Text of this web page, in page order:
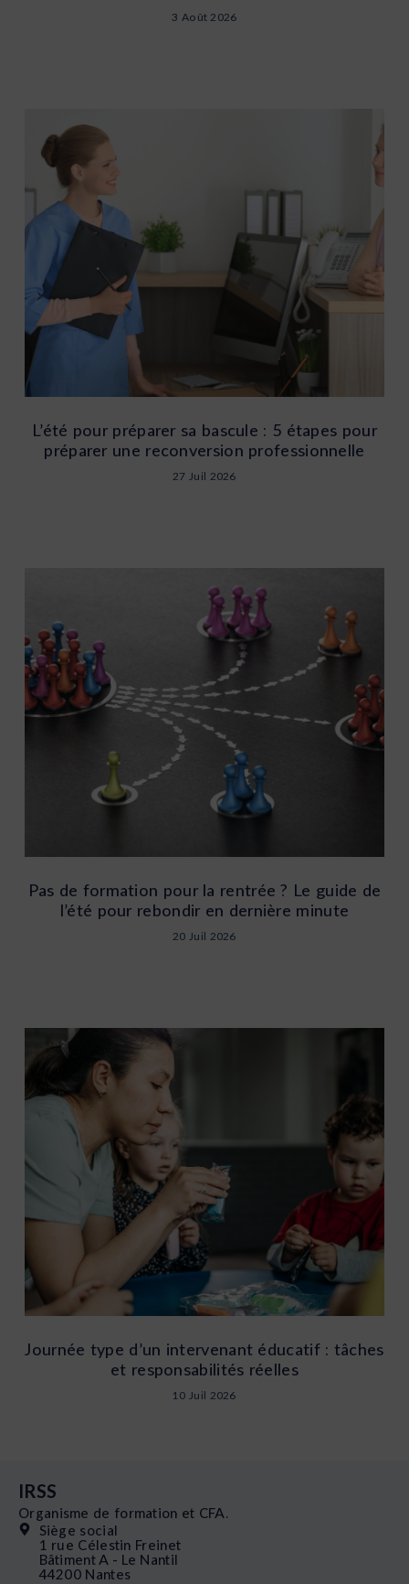
3 Août 2026
L’été pour préparer sa bascule : 5 étapes pour
préparer une reconversion professionnelle
27 Juil 2026
Pas de formation pour la rentrée ? Le guide de
l’été pour rebondir en dernière minute
20 Juil 2026
Journée type d’un intervenant éducatif : tâches
et responsabilités réelles
10 Juil 2026
IRSS
Organisme de formation et CFA.
Siège social
1 rue Célestin Freinet
Bâtiment A - Le Nantil
44200 Nantes